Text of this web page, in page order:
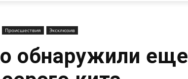
Происшествия Эксклюзив
обнаружили еще